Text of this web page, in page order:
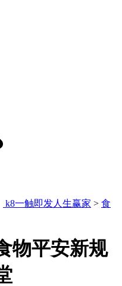
k8一触即发人生赢家 > 食
物平安新规